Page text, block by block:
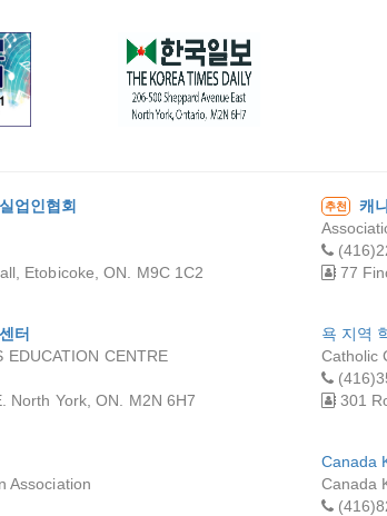
업인협회
Etobicoke, ON. M9C 1C2
추천
캐
77
터
EDUCATION CENTRE
North York, ON. M2N 6H7
욕 지역
Catholic
301
Association
Canada
Canada